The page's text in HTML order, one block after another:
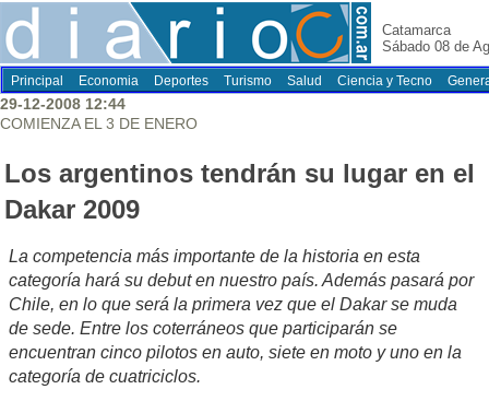
Catamarca
Sábado 08 de
Principal Economia Deportes Turismo Salud Ciencia y Tecno
29-12-2008 12:44
COMIENZA EL 3 DE ENERO
Los argentinos tendrán su lugar en el
Dakar 2009
La competencia más importante de la historia en esta
categoría hará su debut en nuestro país. Además pasará por
Chile, en lo que será la primera vez que el Dakar se muda
de sede. Entre los coterráneos que participarán se
encuentran cinco pilotos en auto, siete en moto y uno en la
categoría de cuatriciclos.